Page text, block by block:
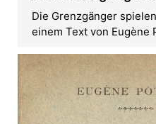
Die Grenzgänger
einem Text von Eugène